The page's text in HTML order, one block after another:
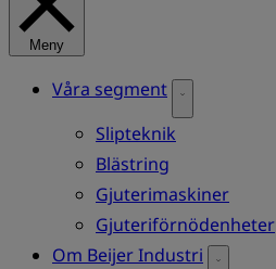
Meny
Våra segment
Slipteknik
Blästring
Gjuterimaskiner
Gjuteriförnödenheter
Om Beijer Industri